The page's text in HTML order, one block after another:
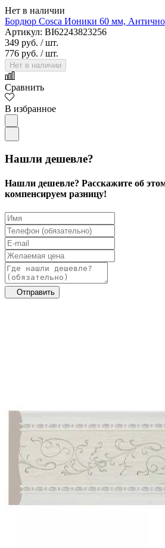
Нет в наличии
Бордюр Cosca Ионики 60 мм,
Артикул: BI62243823256
349 руб. / шт.
776 руб. / шт.
Нет в наличии
Сравнить
В избранное
Нашли дешевле?
Нашли дешевле? Расскажите об
компенсируем разницу!
Отправить